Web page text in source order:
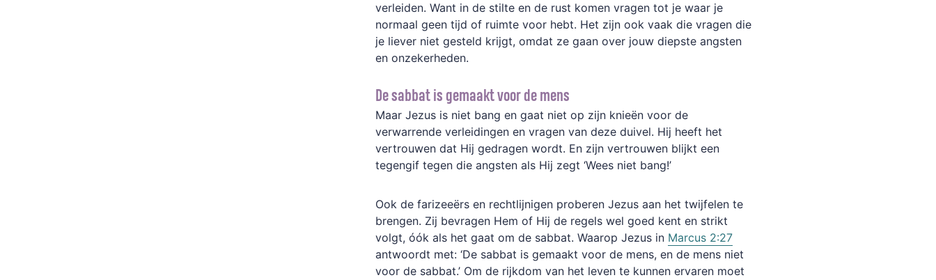
verleiden. Want in de stilte en de rust komen vragen tot je waar je
normaal geen tijd of ruimte voor hebt. Het zijn ook vaak die vragen die
je liever niet gesteld krijgt, omdat ze gaan over jouw diepste angsten
en onzekerheden.
De sabbat is gemaakt voor de mens
Maar Jezus is niet bang en gaat niet op zijn knieën voor de
verwarrende verleidingen en vragen van deze duivel. Hij heeft het
vertrouwen dat Hij gedragen wordt. En zijn vertrouwen blijkt een
tegengif tegen die angsten als Hij zegt ‘Wees niet bang!’
Ook de farizeeërs en rechtlijnigen proberen Jezus aan het twijfelen te
brengen. Zij bevragen Hem of Hij de regels wel goed kent en strikt
volgt, óók als het gaat om de sabbat. Waarop Jezus in Marcus 2:27
antwoordt met: ‘De sabbat is gemaakt voor de mens, en de mens niet
voor de sabbat.’ Om de rijkdom van het leven te kunnen ervaren moet